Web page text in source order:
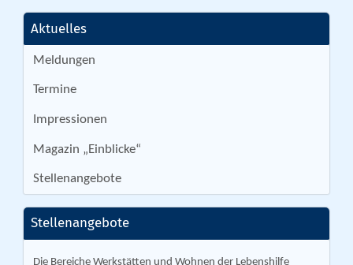
Aktuelles
Meldungen
Termine
Impressionen
Magazin „Einblicke“
Stellenangebote
Stellenangebote
Die Bereiche Werkstätten und Wohnen der Lebenshilfe